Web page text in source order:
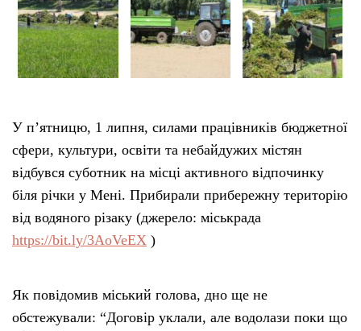
У п’ятницю, 1 липня, силами працівників бюджетної
сфери, культури, освіти та небайдужих містян
відбувся суботник на місці активного відпочинку
біля річки у Мені. Прибирали прибережну територію
від водяного різаку (джерело: міськрада
https://bit.ly/3AoVeEX )
Як повідомив міський голова, дно ще не
обстежували: “Договір уклали, але водолази поки що